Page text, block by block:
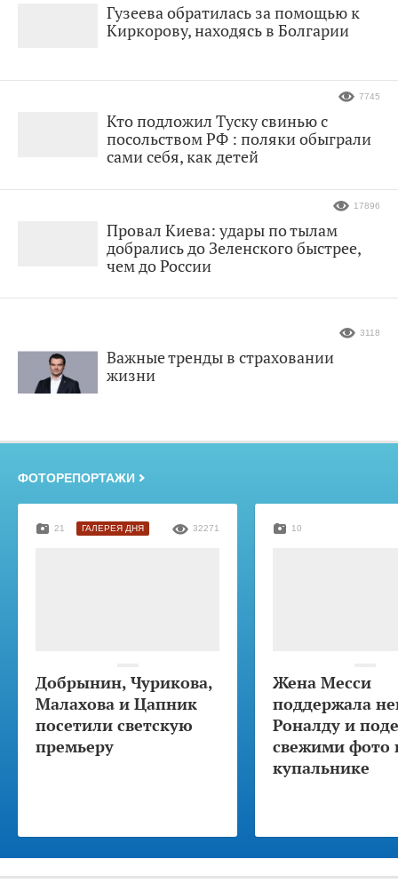
Гузеева обратилась за помощью к
Киркорову, находясь в Болгарии
Кто подложил Туску свинью с
посольством РФ : поляки обыграли
сами себя, как детей
7745
Провал Киева: удары по тылам
добрались до Зеленского быстрее,
чем до России
17896
Важные тренды в страховании
жизни
3118
ФОТОРЕПОРТАЖИ
Добрынин, Чурикова,
Малахова и Цапник
посетили светскую
премьеру
21 ГАЛЕРЕЯ ДНЯ 32271
Жена Месси
поддержала
Роналду и
свежими фото
купальнике
10